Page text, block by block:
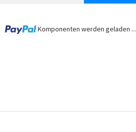
Komponenten werden geladen ...